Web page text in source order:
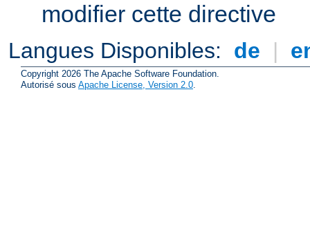
modifier cette directive
Langues Disponibles: de |
Copyright 2026 The Apache Software Foundation.
Autorisé sous Apache License, Version 2.0.